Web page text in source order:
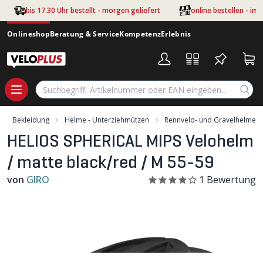
Zum Hauptinhalt springen
bis 17.30 Uhr bestellt - morgen geliefert online bestellen - im
OnlineshopBeratung & ServiceKompetenzErlebnis
Bekleidung Helme - Unterziehmützen Rennvelo- und Gravelhelme
HELIOS SPHERICAL MIPS Velohelm
/ matte black/red / M 55-59
von GIRO 1 Bewertung